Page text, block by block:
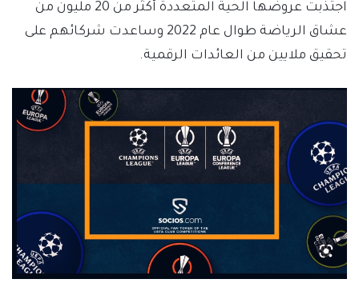
اجتذبت عروضها الحية المتعددة أكثر من 20 مليون من
عشاق الرياضة طوال عام 2022 وساعدت شركائهم على
تحقيق ملايين من العائدات الرقمية.